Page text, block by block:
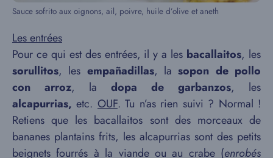
Sauce sofrito aux oignons, ail, poivre, huile d’olive et aneth
Les entrées
Pour ce qui est des entrées, il y a les bacallaitos, les
sorullitos, les empañadillas, lasopon de pollo
con arroz, la dopa de garbanzos, les
alcapurrias,etc. OUF. Tu n’as rien suivi ? Normal !
Retiens que les bacallaitos sont des morceaux de
bananes plantains frits, les alcapurrias sont des petits
beignets fourrés à la viande ou au crabe (enrobés